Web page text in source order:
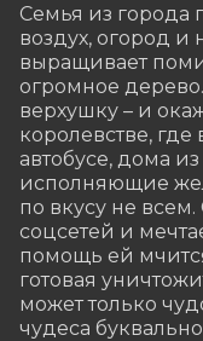
Семья из города
воздух, огород и
выращивает
огромное дерево.
верхушку – и
королевстве,
автобусе, дома
исполняющие
по вкусу не
соцсетей и
помощь ей
готовая
может только
чудеса буквально